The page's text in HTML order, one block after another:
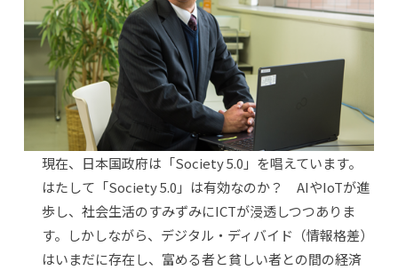
現在、日本国政府は「Society 5.0」を唱えています。
はたして「Society 5.0」は有効なのか？ AIやIoTが進
歩し、社会生活のすみずみにICTが浸透しつつありま
す。しかしながら、デジタル・ディバイド（情報格差）
はいまだに存在し、富める者と貧しい者との間の経済